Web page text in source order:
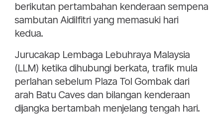
berikutan pertambahan kenderaan sempena
sambutan Aidilfitri yang memasuki hari
kedua.
Jurucakap Lembaga Lebuhraya Malaysia
(LLM) ketika dihubungi berkata, trafik mula
perlahan sebelum Plaza Tol Gombak dari
arah Batu Caves dan bilangan kenderaan
dijangka bertambah menjelang tengah hari.